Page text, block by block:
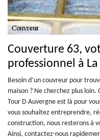
Couverture 63,
professionnel à
Besoin d’un couvreur pour
maison ? Ne cherchez plus
Tour D Auvergne est là pour
vous souhaitez entreprendre,
construction, nous resterons à
Ainsi, contactez-nous